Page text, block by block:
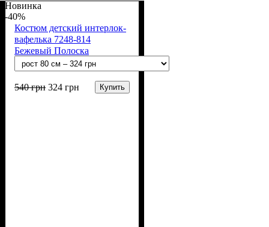
Новинка
-40%
Костюм детский интерлок-
вафелька 7248-814
Бежевый Полоска
540грн 324 грн Купить